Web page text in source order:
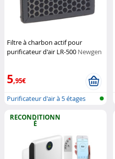
Filtre à charbon actif pour
purificateur d'air LR-500 Newgen
5,95€
Purificateur d'air à 5 étages
RECONDITIONN
É